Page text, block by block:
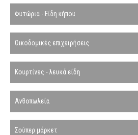
Φυτώρια - Είδη κήπου
Οικοδομικές επιχειρήσεις
Κουρτίνες - λευκά είδη
Ανθοπωλεία
Σούπερ μάρκετ